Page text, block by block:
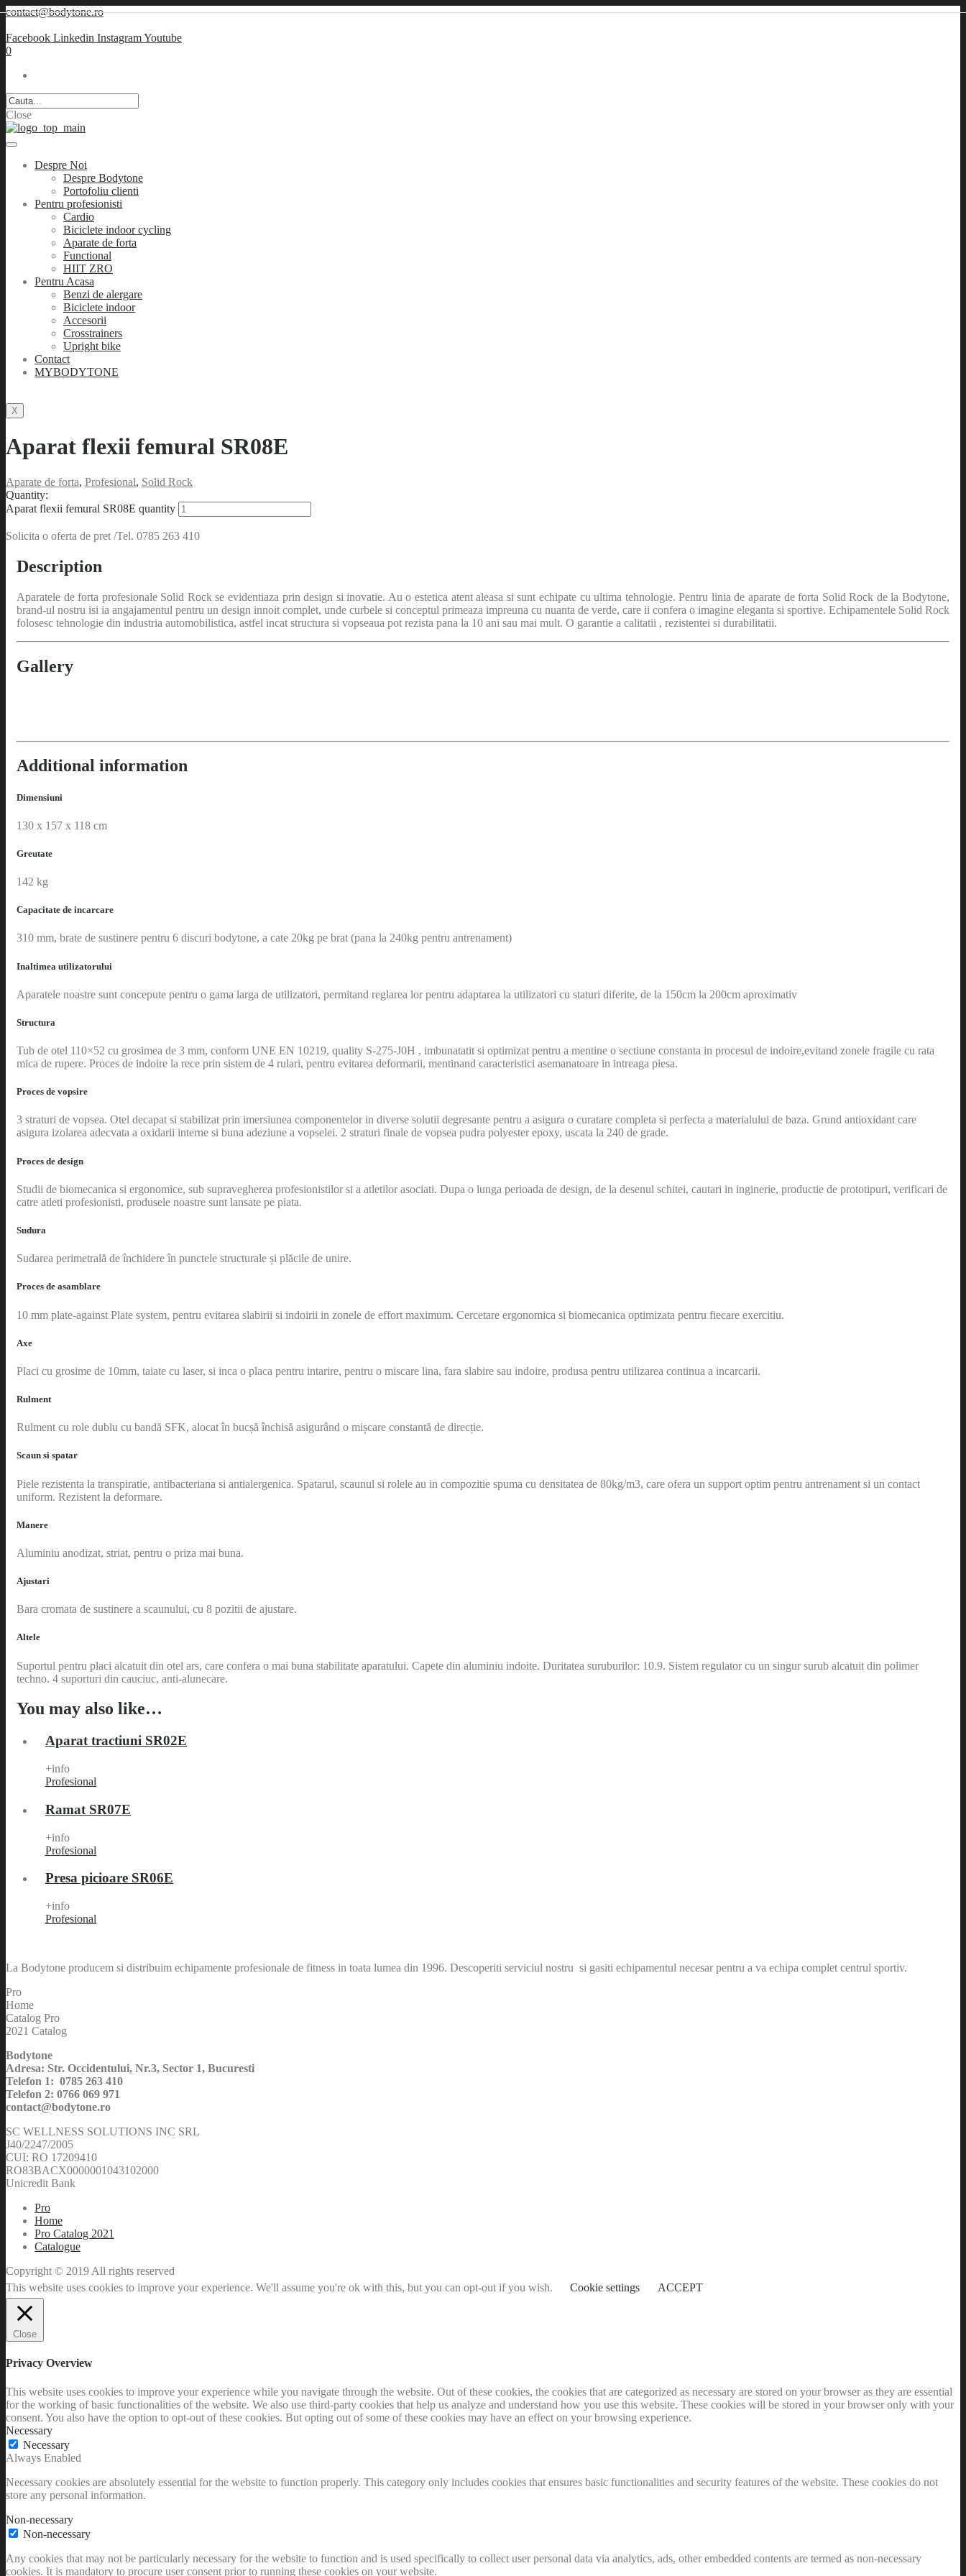
contact@bodytone.ro
Facebook Linkedin InstagramYoutube
0
Close
Despre Noi
Despre Bodytone
Portofoliu clienti
Pentru profesionisti
Cardio
Biciclete indoor cycling
Aparate de forta
Functional
HIIT ZRO
Pentru Acasa
Benzi de alergare
Biciclete indoor
Accesorii
Crosstrainers
Upright bike
Contact
MYBODYTONE
X
Aparat flexii femural SR08E
Aparate de forta, Profesional, Solid Rock
Quantity:
Aparat flexii femural SR08E quantity
Solicita o oferta de pret /Tel. 0785 263 410
Description
Aparatele de forta profesionale Solid Rock se evidentiaza prin design si inovatie. Au o estetica atent aleasa si sunt echipate cu ultima tehnologie. Pentru linia de aparate de forta Solid Rock de la Bodytone,
brand-ul nostru isi ia angajamentul pentru un design innoit complet, unde curbele si conceptul primeaza impreuna cu nuanta de verde, care ii confera o imagine eleganta si sportive. Echipamentele Solid Rock
folosesc tehnologie din industria automobilistica, astfel incat structura si vopseaua pot rezista pana la 10 ani sau mai mult. O garantie a calitatii , rezistentei si durabilitatii.
Gallery
Additional information
Dimensiuni
130 x 157 x 118 cm
Greutate
142 kg
Capacitate de incarcare
310 mm, brate de sustinere pentru 6 discuri bodytone, a cate 20kg pe brat (pana la 240kg pentru antrenament)
Inaltimea utilizatorului
Aparatele noastre sunt concepute pentru o gama larga de utilizatori, permitand reglarea lor pentru adaptarea la utilizatori cu staturi diferite, de la 150cm la 200cm aproximativ
Structura
Tub de otel 110×52 cu grosimea de 3 mm, conform UNE EN 10219, quality S-275-J0H , imbunatatit si optimizat pentru a mentine o sectiune constanta in procesul de indoire,evitand zonele fragile cu rata
mica de rupere. Proces de indoire la rece prin sistem de 4 rulari, pentru evitarea deformarii, mentinand caracteristici asemanatoare in intreaga piesa.
Proces de vopsire
3 straturi de vopsea. Otel decapat si stabilizat prin imersiunea componentelor in diverse solutii degresante pentru a asigura o curatare completa si perfecta a materialului de baza. Grund antioxidant care
asigura izolarea adecvata a oxidarii interne si buna adeziune a vopselei. 2 straturi finale de vopsea pudra polyester epoxy, uscata la 240 de grade.
Proces de design
Studii de biomecanica si ergonomice, sub supravegherea profesionistilor si a atletilor asociati. Dupa o lunga perioada de design, de la desenul schitei, cautari in inginerie, productie de prototipuri, verificari de
catre atleti profesionisti, produsele noastre sunt lansate pe piata.
Sudura
Sudarea perimetrală de închidere în punctele structurale și plăcile de unire.
Proces de asamblare
10 mm plate-against Plate system, pentru evitarea slabirii si indoirii in zonele de effort maximum. Cercetare ergonomica si biomecanica optimizata pentru fiecare exercitiu.
Axe
Placi cu grosime de 10mm, taiate cu laser, si inca o placa pentru intarire, pentru o miscare lina, fara slabire sau indoire, produsa pentru utilizarea continua a incarcarii.
Rulment
Rulment cu role dublu cu bandă SFK, alocat în bucșă închisă asigurând o mișcare constantă de direcție.
Scaun si spatar
Piele rezistenta la transpiratie, antibacteriana si antialergenica. Spatarul, scaunul si rolele au in compozitie spuma cu densitatea de 80kg/m3, care ofera un support optim pentru antrenament si un contact
uniform. Rezistent la deformare.
Manere
Aluminiu anodizat, striat, pentru o priza mai buna.
Ajustari
Bara cromata de sustinere a scaunului, cu 8 pozitii de ajustare.
Altele
Suportul pentru placi alcatuit din otel ars, care confera o mai buna stabilitate aparatului. Capete din aluminiu indoite. Duritatea suruburilor: 10.9. Sistem regulator cu un singur surub alcatuit din polimer
techno. 4 suporturi din cauciuc, anti-alunecare.
You may also like…
Aparat tractiuni SR02E
+info
Profesional
Ramat SR07E
+info
Profesional
Presa picioare SR06E
+info
Profesional
La Bodytone producem si distribuim echipamente profesionale de fitness in toata lumea din 1996. Descoperiti serviciul nostru si gasiti echipamentul necesar pentru a va echipa complet centrul sportiv.
Pro
Home
Catalog Pro
2021 Catalog
Bodytone
Adresa: Str. Occidentului, Nr.3, Sector 1, Bucuresti
Telefon 1: 0785 263 410
Telefon 2: 0766 069 971
contact@bodytone.ro
SC WELLNESS SOLUTIONS INC SRL
J40/2247/2005
CUI: RO 17209410
RO83BACX0000001043102000
Unicredit Bank
Pro
Home
Pro Catalog 2021
Catalogue
Copyright © 2019 All rights reserved
This website uses cookies to improve your experience. We'll assume you're ok with this, but you can opt-out if you wish.
Cookie settings ACCEPT
Close
Privacy Overview
This website uses cookies to improve your experience while you navigate through the website. Out of these cookies, the cookies that are categorized as necessary are stored on your browser as they are essential
for the working of basic functionalities of the website. We also use third-party cookies that help us analyze and understand how you use this website. These cookies will be stored in your browser only with your
consent. You also have the option to opt-out of these cookies. But opting out of some of these cookies may have an effect on your browsing experience.
Necessary
Necessary
Always Enabled
Necessary cookies are absolutely essential for the website to function properly. This category only includes cookies that ensures basic functionalities and security features of the website. These cookies do not
store any personal information.
Non-necessary
Non-necessary
Any cookies that may not be particularly necessary for the website to function and is used specifically to collect user personal data via analytics, ads, other embedded contents are termed as non-necessary
cookies. It is mandatory to procure user consent prior to running these cookies on your website.